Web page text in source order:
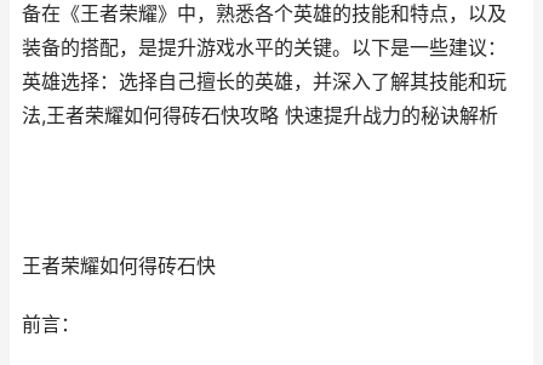
备在《王者荣耀》中，熟悉各个英雄的技能和特点，以及
装备的搭配，是提升游戏水平的关键。以下是一些建议：
英雄选择：选择自己擅长的英雄，并深入了解其技能和玩
法,王者荣耀如何得砖石快攻略 快速提升战力的秘诀解析
王者荣耀如何得砖石快
前言：